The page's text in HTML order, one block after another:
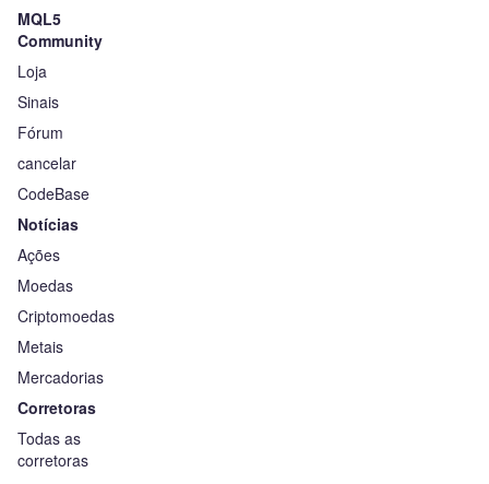
MQL5
Community
Loja
Sinais
Fórum
cancelar
CodeBase
Notícias
Ações
Moedas
Criptomoedas
Metais
Mercadorias
Corretoras
Todas as
corretoras